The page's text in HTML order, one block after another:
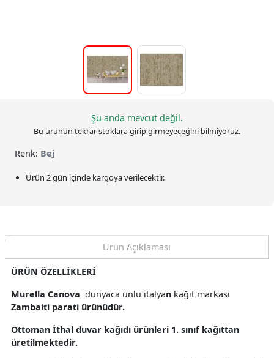
Şu anda mevcut değil.
Bu ürünün tekrar stoklara girip girmeyeceğini bilmiyoruz.
Renk: Bej
Ürün 2 gün içinde kargoya verilecektir.
Ürün Açıklaması
ÜRÜN ÖZELLİKLERİ
Murella Canova dünyaca ünlü italyan kağıt markası
Zambaiti parati ürünüdür.
Ottoman İthal duvar kağıdı ürünleri 1. sınıf kağıttan
üretilmektedir.